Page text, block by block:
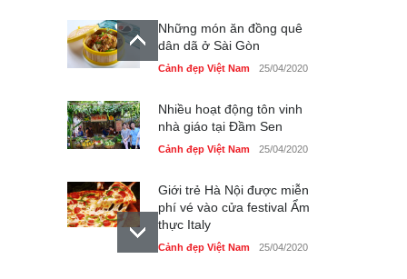
Những món ăn đồng quê
dân dã ở Sài Gòn
Cảnh đẹp Việt Nam 25/04/2020
Nhiều hoạt động tôn vinh
nhà giáo tại Đầm Sen
Cảnh đẹp Việt Nam 25/04/2020
Giới trẻ Hà Nội được miễn
phí vé vào cửa festival Ẩm
thực Italy
Cảnh đẹp Việt Nam 25/04/2020